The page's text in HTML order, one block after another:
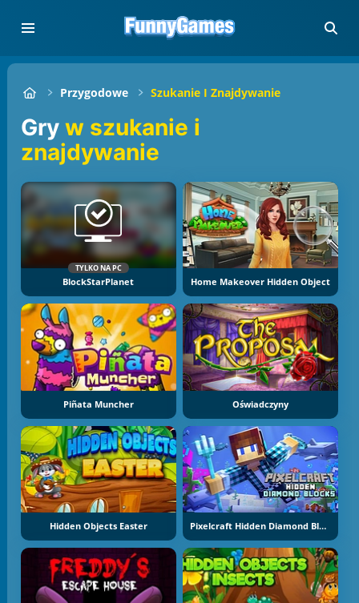
Przygodowe Szukanie I Znajdywanie
Gry w szukanie i
znajdywanie
TYLKO NA PC
BlockStarPlanet Home Makeover Hidden Object
Piñata Muncher Oświadczyny
Hidden Objects Easter Pixelcraft Hidden Diamond Blocks